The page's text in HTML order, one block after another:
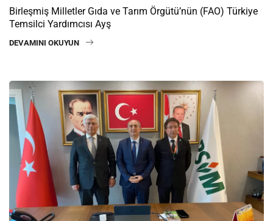
Birleşmiş Milletler Gıda ve Tarım Örgütü’nün (FAO) Türkiye
Temsilci Yardımcısı Ayş
DEVAMINI OKUYUN